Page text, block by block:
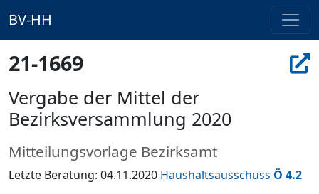
BV-HH
21-1669
Vergabe der Mittel der
Bezirksversammlung 2020
Mitteilungsvorlage Bezirksamt
Letzte Beratung: 04.11.2020 Haushaltsausschuss Ö 4.2